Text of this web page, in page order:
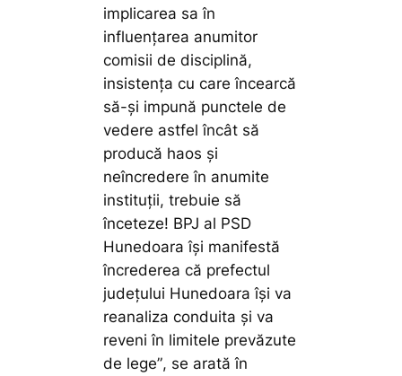
implicarea sa în
influențarea anumitor
comisii de disciplină,
insistența cu care încearcă
să-și impună punctele de
vedere astfel încât să
producă haos și
neîncredere în anumite
instituții, trebuie să
înceteze! BPJ al PSD
Hunedoara își manifestă
încrederea că prefectul
județului Hunedoara își va
reanaliza conduita și va
reveni în limitele prevăzute
de lege”, se arată în